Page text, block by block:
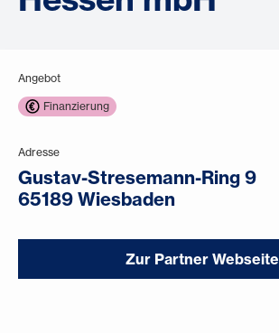
Angebot
Finanzierung
Adresse
Gustav-Stresemann-Ring 9
65189 Wiesbaden
Zur Partner Webseite